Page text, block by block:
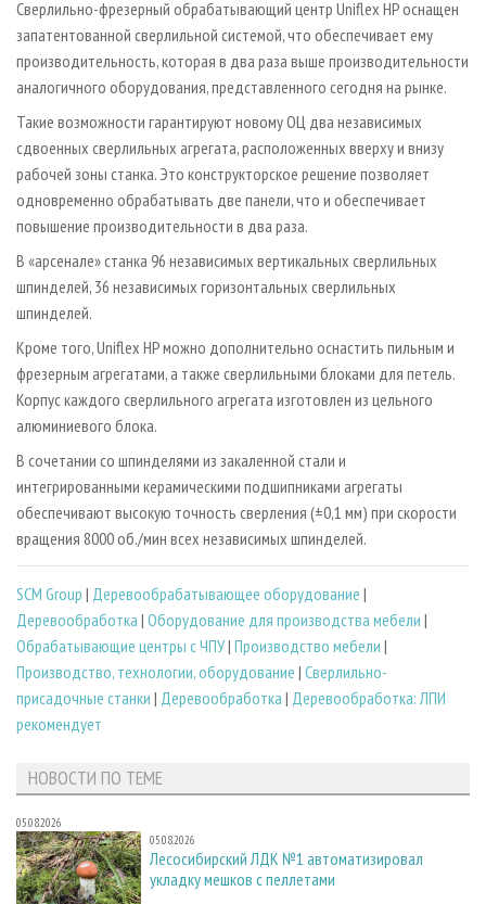
Сверлильно-фрезерный обрабатывающий центр Uniflex HP оснащен
запатентованной сверлильной системой, что обеспечивает ему
производительность, которая в два раза выше производительности
аналогичного оборудования, представленного сегодня на рынке.
Такие возможности гарантируют новому ОЦ два независимых
сдвоенных сверлильных агрегата, расположенных вверху и внизу
рабочей зоны станка. Это конструкторское решение позволяет
одновременно обрабатывать две панели, что и обеспечивает
повышение производительности в два раза.
В «арсенале» станка 96 независимых вертикальных сверлильных
шпинделей, 36 независимых горизонтальных сверлильных
шпинделей.
Кроме того, Uniflex HP можно дополнительно оснастить пильным и
фрезерным агрегатами, а также сверлильными блоками для петель.
Корпус каждого сверлильного агрегата изготовлен из цельного
алюминиевого блока.
В сочетании со шпинделями из закаленной стали и
интегрированными керамическими подшипниками агрегаты
обеспечивают высокую точность сверления (±0,1 мм) при скорости
вращения 8000 об./мин всех независимых шпинделей.
SCM Group | Деревообрабатывающее оборудование |
Деревообработка | Оборудование для производства мебели |
Обрабатывающие центры с ЧПУ| Производство мебели |
Производство, технологии, оборудование | Сверлильно-
присадочные станки | Деревообработка | Деревообработка: ЛПИ
рекомендует
НОВОСТИ ПО ТЕМЕ
05.08.2026
05.08.2026
Лесосибирский ЛДК №1 автоматизировал
укладку мешков с пеллетами